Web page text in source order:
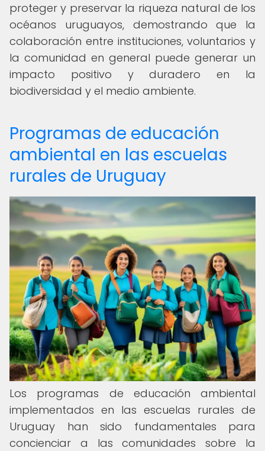
proteger y preservar la riqueza natural de los
océanos uruguayos, demostrando que la
colaboración entre instituciones, voluntarios y
la comunidad en general puede generar un
impacto positivo y duradero en la
biodiversidad y el medio ambiente.
Programas de educación
ambiental en las escuelas
rurales de Uruguay
Los programas de educación ambiental
implementados en las escuelas rurales de
Uruguay han sido fundamentales para
concienciar a las comunidades sobre la